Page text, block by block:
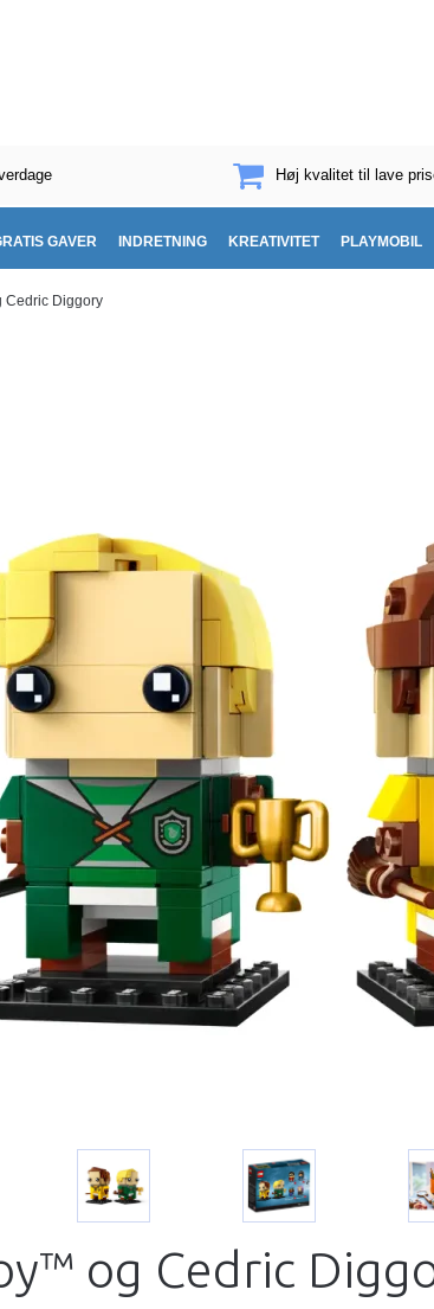
Høj kvalitet til lave
GAVER INDRETNING KREATIVITET PLAYMOBIL
Cedric Diggory
og Cedric